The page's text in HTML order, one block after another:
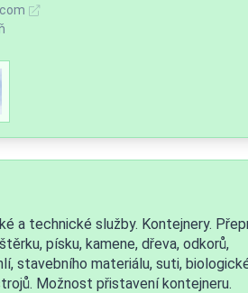
a technické služby. Kontejnery.
písku, kamene, dřeva, odkorů,
stavebního materiálu, suti,
Možnost přistavení kontejneru.